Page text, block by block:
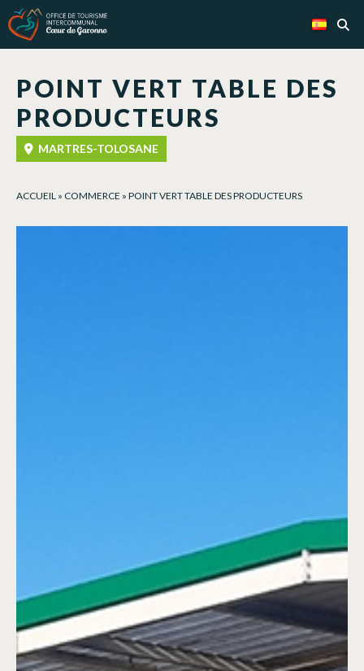
POINT VERT TABLE DES
PRODUCTEURS
MARTRES-TOLOSANE
ACCUEIL » COMMERCE » POINT VERT TABLE DES PRODUCTEURS
Panel de gestión de cookies